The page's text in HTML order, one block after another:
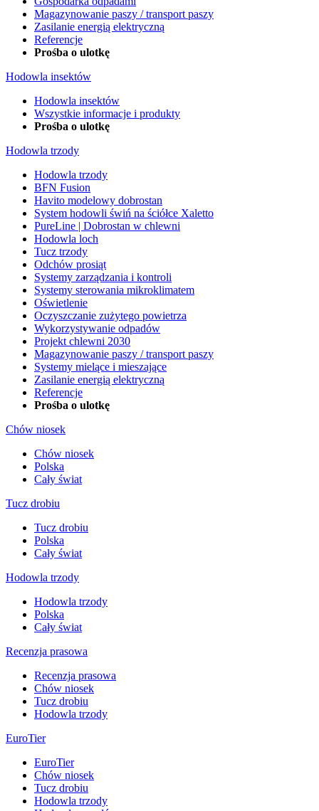
Magazynowanie paszy / transport paszy
Zasilanie energią elektryczną
Referencje
Prośba o ulotkę
Hodowla insektów
Hodowla insektów
Wszystkie informacje i produkty
Prośba o ulotkę
Hodowla trzody
Hodowla trzody
BFN Fusion
Havito modelowy dobrostan
System hodowli świń na ściółce Xaletto
PureLine | Dobrostan w chlewni
Hodowla loch
Tucz trzody
Odchów prosiąt
Systemy zarządzania i kontroli
Systemy sterowania mikroklimatem
Oświetlenie
Oczyszczanie zużytego powietrza
Wykorzystywanie odpadów
Projekt chlewni 2030
Magazynowanie paszy / transport paszy
Systemy mielące i mieszające
Zasilanie energią elektryczną
Referencje
Prośba o ulotkę
Chów niosek
Chów niosek
Polska
Cały świat
Tucz drobiu
Tucz drobiu
Polska
Cały świat
Hodowla trzody
Hodowla trzody
Polska
Cały świat
Recenzja prasowa
Recenzja prasowa
Chów niosek
Tucz drobiu
Hodowla trzody
EuroTier
EuroTier
Chów niosek
Tucz drobiu
Hodowla trzody